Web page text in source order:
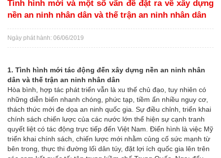
Tình hình mới và một số vấn đề đặt ra về xây dựng
nền an ninh nhân dân và thế trận an ninh nhân dân
Ngày phát hành: 06/06/2019
1. Tình hình mới tác động đến xây dựng nền an ninh nhân
dân và thế trận an ninh nhân dân
Hòa bình, hợp tác phát triển vẫn là xu thế chủ đạo, tuy nhiên có
những diễn biến nhanh chóng, phức tạp, tiềm ẩn nhiều nguy cơ,
thách thức mới đe dọa an ninh quốc gia. Sự điều chỉnh, triển khai
chính sách chiến lược của các nước lớn thể hiện sự cạnh tranh
quyết liệt có tác động trực tiếp đến Việt Nam. Điển hình là việc Mỹ
triển khai chính sách, chiến lược mới nhằm củng cố sức mạnh từ
bên trong, thực thi đường lối dân túy, đặt lợi ích quốc gia lên trên